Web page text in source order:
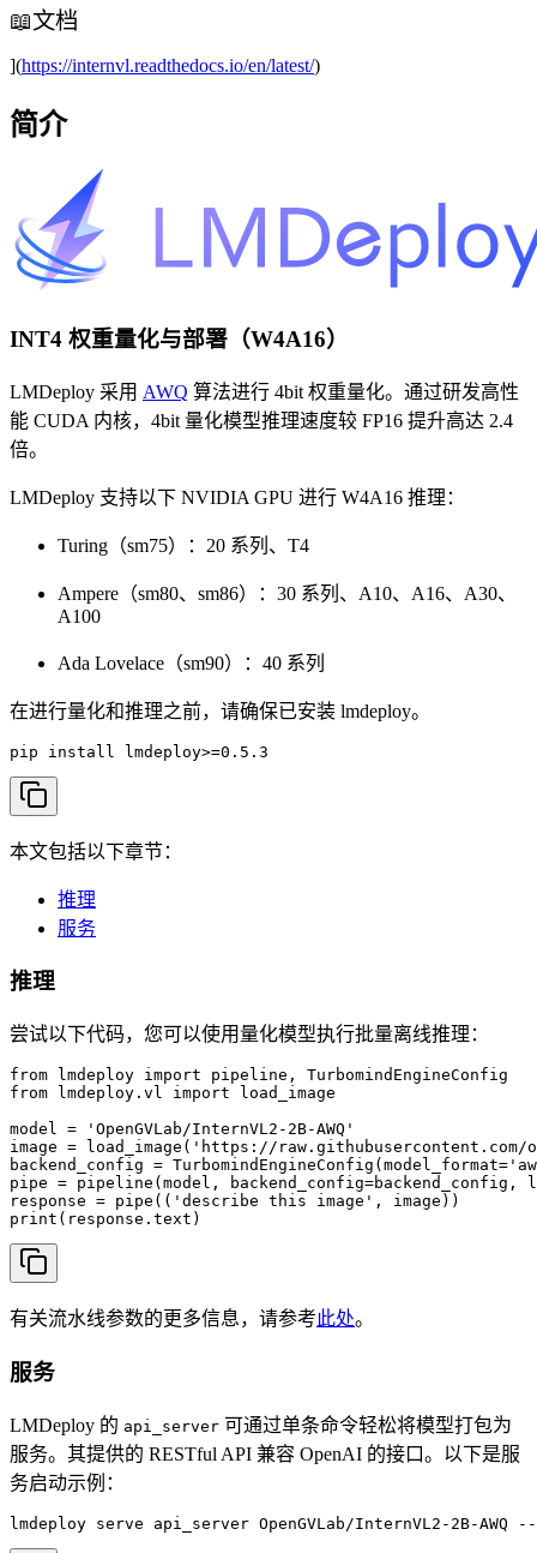
开
📖
档
📖文档
](https://internvl.readthedocs.io/en/latest/)
简介
INT4 权重量化与部署（W4A16）
LMDeploy 采用 AWQ 算法进行 4bit 权重量化。通过研发高性
能 CUDA 内核，4bit 量化模型推理速度较 FP16 提升高达 2.4
倍。
LMDeploy 支持以下 NVIDIA GPU 进行 W4A16 推理：
Turing（sm75）：20 系列、T4
Ampere（sm80、sm86）：30 系列、A10、A16、A30、
A100
Ada Lovelace（sm90）：40 系列
在进行量化和推理之前，请确保已安装 lmdeploy。
pip install lmdeploy>=0.5.3
本文包括以下章节：
推理
服务
推理
尝试以下代码，您可以使用量化模型执行批量离线推理：
from lmdeploy import pipeline, TurbomindEngineConfig
from lmdeploy.vl import load_image
model = 'OpenGVLab/InternVL2-2B-AWQ'
image = load_image('https://
backend_config =
pipe = pipeline(model, backend_config=backend_config,
response = pipe(('describe this image', image))
print(response.text)
有关流水线参数的更多信息，请参考此处。
服务
LMDeploy 的 api_server 可通过单条命令轻松将模型打包为
服务。其提供的 RESTful API 兼容 OpenAI 的接口。以下是服
务启动示例：
lmdeploy serve api_server OpenGVLab/InternVL2-2B-